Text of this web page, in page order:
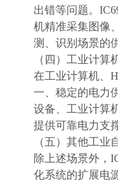
出错等问题。
机精准采集图像
测、识别场景的
（四）工业计算
在工业计算机、
一、稳定的电力
设备、工业计算
提供可靠电力支
（五）其他工业
除上述场景外，
化系统的扩展电